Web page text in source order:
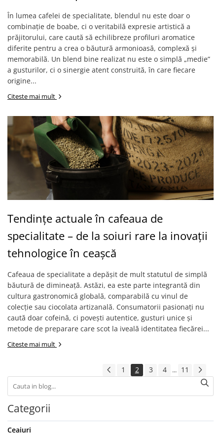
În lumea cafelei de specialitate, blendul nu este doar o
combinație de boabe, ci o veritabilă expresie artistică a
prăjitorului, care caută să echilibreze profiluri aromatice
diferite pentru a crea o băutură armonioasă, complexă și
memorabilă. Un blend bine realizat nu este o simplă „medie”
a gusturilor, ci o sinergie atent construită, în care fiecare
origine...
Citeste mai mult
Tendințe actuale în cafeaua de
specialitate – de la soiuri rare la inovații
tehnologice în ceașcă
Cafeaua de specialitate a depășit de mult statutul de simplă
băutură de dimineață. Astăzi, ea este parte integrantă din
cultura gastronomică globală, comparabilă cu vinul de
colecție sau ciocolata artizanală. Consumatorii pasionați nu
caută doar cofeină, ci povești autentice, gusturi unice și
metode de preparare care scot la iveală identitatea fiecărei...
Citeste mai mult
1 2 3 4 ... 11
Categorii
Ceaiuri